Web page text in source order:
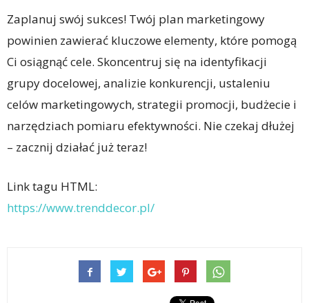
Zaplanuj swój sukces! Twój plan marketingowy
powinien zawierać kluczowe elementy, które pomogą
Ci osiągnąć cele. Skoncentruj się na identyfikacji
grupy docelowej, analizie konkurencji, ustaleniu
celów marketingowych, strategii promocji, budżecie i
narzędziach pomiaru efektywności. Nie czekaj dłużej
– zacznij działać już teraz!
Link tagu HTML:
https://www.trenddecor.pl/